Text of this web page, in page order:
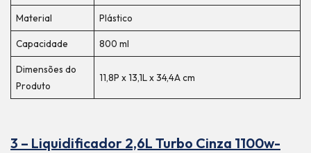
Material Plástico
Capacidade 800 ml
Dimensões do
Produto
11,8P x 13,1L x 34,4A cm
3 – Liquidificador 2,6L Turbo Cinza 1100w-